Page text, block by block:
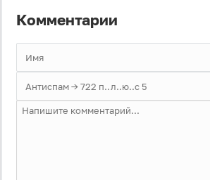
Комментарии